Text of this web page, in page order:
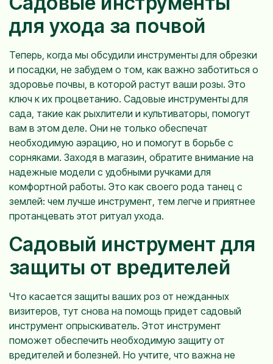
для ухода за почвой
Теперь, когда мы обсудили инструменты для обрезки
и посадки, не забудем о том, как важно заботиться о
здоровье почвы, в которой растут ваши розы. Это
ключ к их процветанию. Садовые инструменты для
сада, такие как рыхлители и культиваторы, помогут
вам в этом деле. Они не только обеспечат
необходимую аэрацию, но и помогут в борьбе с
сорняками. Заходя в магазин, обратите внимание на
надежные модели с удобными ручками для
комфортной работы. Это как своего рода танец с
землей: чем лучше инструмент, тем легче и приятнее
протанцевать этот ритуал ухода.
Садовый инструмент для
защиты от вредителей
Что касается защиты ваших роз от нежданных
визитеров, тут снова на помощь придет садовый
инструмент опрыскиватель. Этот инструмент
поможет обеспечить необходимую защиту от
вредителей и болезней. Но учтите, что важна не